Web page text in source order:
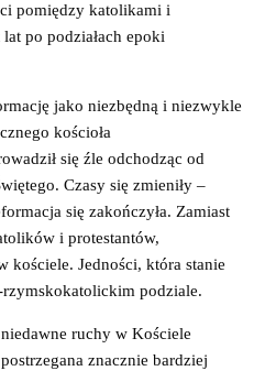
pomiędzy katolikami i
po podziałach epoki
jako niezbędną i niezwykle
kościoła
się źle odchodząc od
Czasy się zmieniły –
się zakończyła. Zamiast
i protestantów,
kościele. Jedności, która stanie
podziale.
ruchy w Kościele
znacznie bardziej